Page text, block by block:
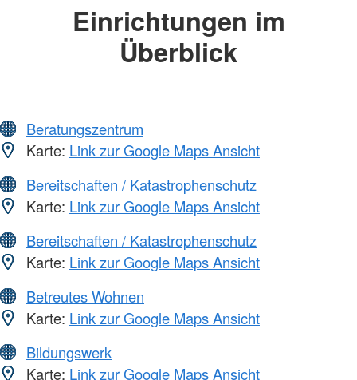
Einrichtungen im
Überblick
Beratungszentrum
Karte: Link zur Google Maps Ansicht
Bereitschaften / Katastrophenschutz
Karte: Link zur Google Maps Ansicht
Bereitschaften / Katastrophenschutz
Karte: Link zur Google Maps Ansicht
Betreutes Wohnen
Karte: Link zur Google Maps Ansicht
Bildungswerk
Karte: Link zur Google Maps Ansicht